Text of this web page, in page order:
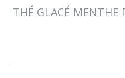
THÉ GLACÉ MENTHE